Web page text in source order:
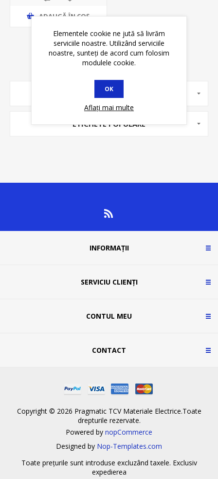
ADAUGĂ ȊN COŞ
PRODUCĂTORI
ETICHETE POPULARE
INFORMAȚII
SERVICIU CLIENȚI
CONTUL MEU
CONTACT
Copyright © 2026 Pragmatic TCV Materiale Electrice.Toate
drepturile rezervate.
Powered by nopCommerce
Designed by Nop-Templates.com
Toate prețurile sunt introduse excluzând taxele. Exclusiv
expedierea
Elementele cookie ne jută să livrăm
serviciile noastre. Utilizând serviciile
noastre, sunteți de acord cum folosim
modulele cookie.
OK
Aflați mai multe